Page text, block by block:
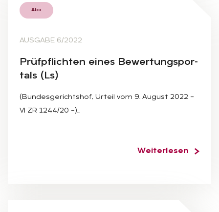
Abo
AUSGABE 6/2022
Prüf­pflich­ten ei­nes Be­wer­tungs­por­
tals (Ls)
(Bundesgerichtshof, Urteil vom 9. August 2022 –
VI ZR 1244/20 –)…
Weiterlesen